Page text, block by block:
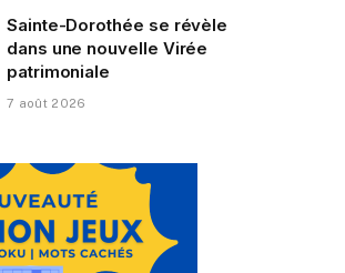
Sainte-Dorothée se révèle
dans une nouvelle Virée
patrimoniale
7 août 2026